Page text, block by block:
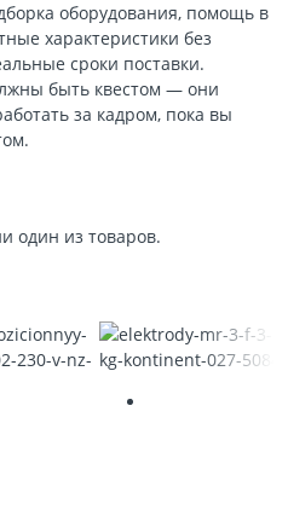
оборудования, помощь в
характеристики без
сроки поставки.
быть квестом — они
за кадром, пока вы
один из товаров.